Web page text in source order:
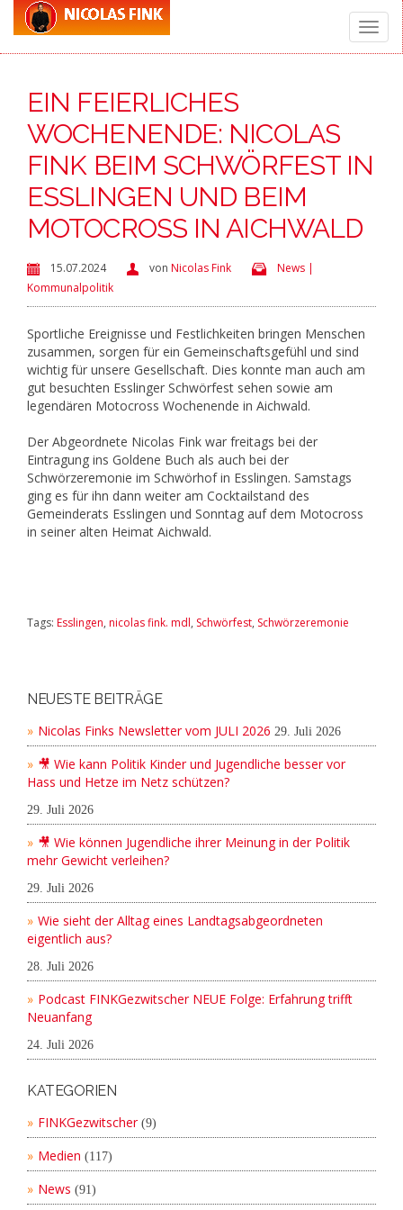
Toggle
EIN FEIERLICHES
WOCHENENDE: NICOLAS
FINK BEIM SCHWÖRFEST IN
ESSLINGEN UND BEIM
MOTOCROSS IN AICHWALD
15.07.2024 von Nicolas Fink
News |
Kommunalpolitik
Sportliche Ereignisse und Festlichkeiten bringen Menschen
zusammen, sorgen für ein Gemeinschaftsgefühl und sind
wichtig für unsere Gesellschaft. Dies konnte man auch am
gut besuchten Esslinger Schwörfest sehen sowie am
legendären Motocross Wochenende in Aichwald.
Der Abgeordnete Nicolas Fink war freitags bei der
Eintragung ins Goldene Buch als auch bei der
Schwörzeremonie im Schwörhof in Esslingen. Samstags
ging es für ihn dann weiter am Cocktailstand des
Gemeinderats Esslingen und Sonntag auf dem Motocross
in seiner alten Heimat Aichwald.
Tags: Esslingen, nicolas fink. mdl, Schwörfest, Schwörzeremonie
NEUESTE BEITRÄGE
Nicolas Finks Newsletter vom JULI 2026 29. Juli 2026
🎥 Wie kann Politik Kinder und Jugendliche besser vor
Hass und Hetze im Netz schützen?
29. Juli 2026
🎥 Wie können Jugendliche ihrer Meinung in der Politik
mehr Gewicht verleihen?
29. Juli 2026
Wie sieht der Alltag eines Landtagsabgeordneten
eigentlich aus?
28. Juli 2026
Podcast FINKGezwitscher NEUE Folge: Erfahrung trifft
Neuanfang
24. Juli 2026
KATEGORIEN
FINKGezwitscher(9)
Medien (117)
News (91)